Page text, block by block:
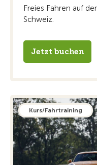
Freies Fahren auf
Schweiz.
Jetzt buchen
Kurs/Fahrtraining